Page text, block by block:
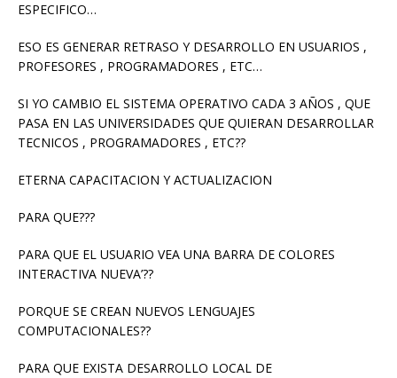
ESPECIFICO…
ESO ES GENERAR RETRASO Y DESARROLLO EN USUARIOS ,
PROFESORES , PROGRAMADORES , ETC…
SI YO CAMBIO EL SISTEMA OPERATIVO CADA 3 AÑOS , QUE
PASA EN LAS UNIVERSIDADES QUE QUIERAN DESARROLLAR
TECNICOS , PROGRAMADORES , ETC??
ETERNA CAPACITACION Y ACTUALIZACION
PARA QUE???
PARA QUE EL USUARIO VEA UNA BARRA DE COLORES
INTERACTIVA NUEVA’??
PORQUE SE CREAN NUEVOS LENGUAJES
COMPUTACIONALES??
PARA QUE EXISTA DESARROLLO LOCAL DE